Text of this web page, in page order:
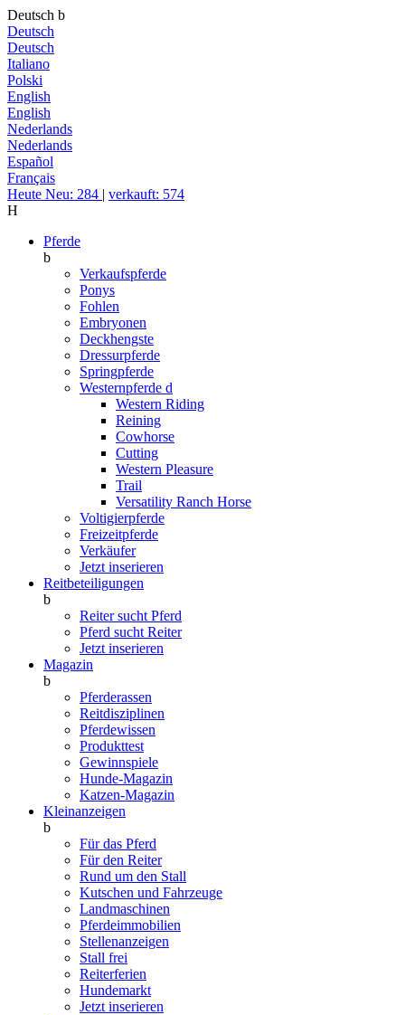
Deutsch b
Deutsch
Deutsch
Italiano
Polski
English
English
Nederlands
Nederlands
Español
Français
Heute Neu: 284 | verkauft: 574
H
Pferde
b
Verkaufspferde
Ponys
Fohlen
Embryonen
Deckhengste
Dressurpferde
Springpferde
Westernpferde d
Western Riding
Reining
Cowhorse
Cutting
Western Pleasure
Trail
Versatility Ranch Horse
Voltigierpferde
Freizeitpferde
Verkäufer
Jetzt inserieren
Reitbeteiligungen
b
Reiter sucht Pferd
Pferd sucht Reiter
Jetzt inserieren
Magazin
b
Pferderassen
Reitdisziplinen
Pferdewissen
Produkttest
Gewinnspiele
Hunde-Magazin
Katzen-Magazin
Kleinanzeigen
b
Für das Pferd
Für den Reiter
Rund um den Stall
Kutschen und Fahrzeuge
Landmaschinen
Pferdeimmobilien
Stellenanzeigen
Stall frei
Reiterferien
Hundemarkt
Jetzt inserieren